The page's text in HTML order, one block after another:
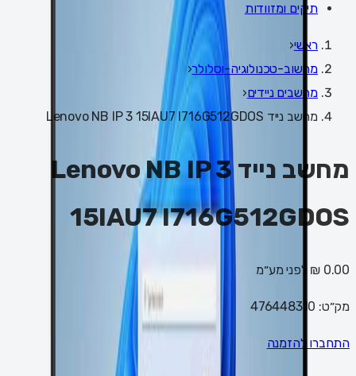
תיקים ומזוודות
ראשי‹
מחשוב-טכנולוגיה-וסלולר‹
מחשבים ניידים‹
מחשב נייד Lenovo NB IP 3 15IAU7 I716G512GDOS
מחשב נייד Lenovo NB IP 3
15IAU7 I716G512GDOS
0.00 ₪ לפני מע״מ
מק״ט: 476448310
התחברו להזמנה